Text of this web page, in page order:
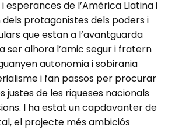
esperances de l’Amèrica Llatina i
dels protagonistes dels poders i
que estan a l’avantguarda
ser alhora l’amic segur i fratern
autonomia i sobirania
i fan passos per procurar
justes de les riqueses nacionals
I ha estat un capdavanter de
el projecte més ambiciós